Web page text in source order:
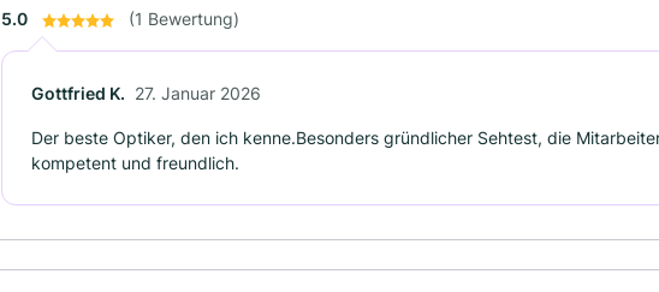
5.0 (1 Bewertung)
Gottfried K. 27. Januar 2026
Der beste Optiker, den ich kenne.Besonders gründlicher Sehtest, die
kompetent und freundlich.